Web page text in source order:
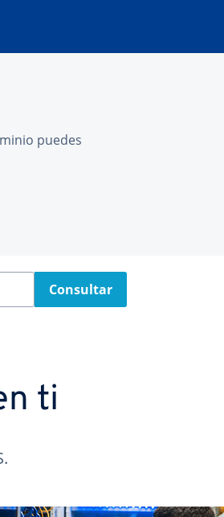
puedes
Consultar
ti